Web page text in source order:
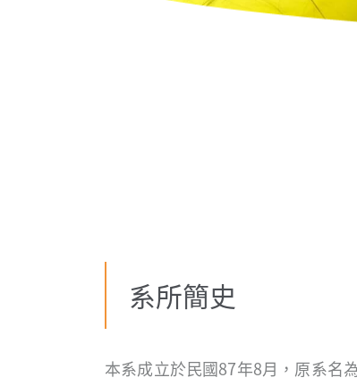
系所簡史
本系成立於民國87年8月，原系名